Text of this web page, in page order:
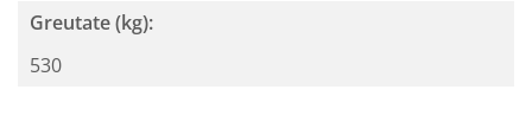
Greutate (kg):
530